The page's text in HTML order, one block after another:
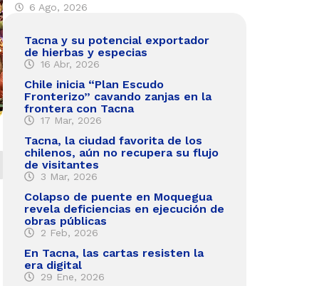
6 Ago, 2026
Tacna y su potencial exportador
de hierbas y especias
16 Abr, 2026
Chile inicia “Plan Escudo
Fronterizo” cavando zanjas en la
frontera con Tacna
17 Mar, 2026
Tacna, la ciudad favorita de los
chilenos, aún no recupera su flujo
de visitantes
3 Mar, 2026
Colapso de puente en Moquegua
revela deficiencias en ejecución de
obras públicas
2 Feb, 2026
En Tacna, las cartas resisten la
era digital
29 Ene, 2026